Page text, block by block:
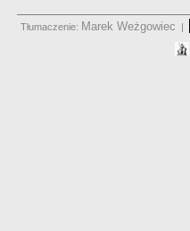
Tłumaczenie: Marek Weżgowiec |